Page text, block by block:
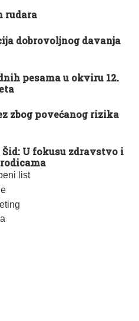
list
rudara
dobrovoljnog davanja
pesama u okviru 12.
zbog povećanog rizika
U fokusu zdravstvo i